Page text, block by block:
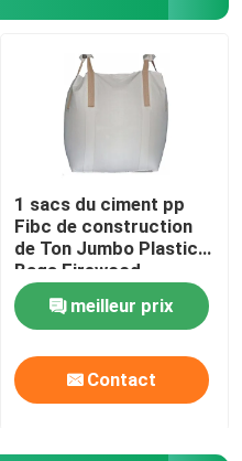
1 sacs du ciment pp
Fibc de construction
de Ton Jumbo Plastic
Bags Firewood
meilleur prix
Contact